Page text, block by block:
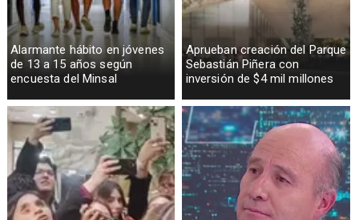
Alarmante hábito en jóvenes
de 13 a 15 años según
encuesta del Minsal
Aprueban creación del Parque
Sebastián Piñera con
inversión de $4 mil millones